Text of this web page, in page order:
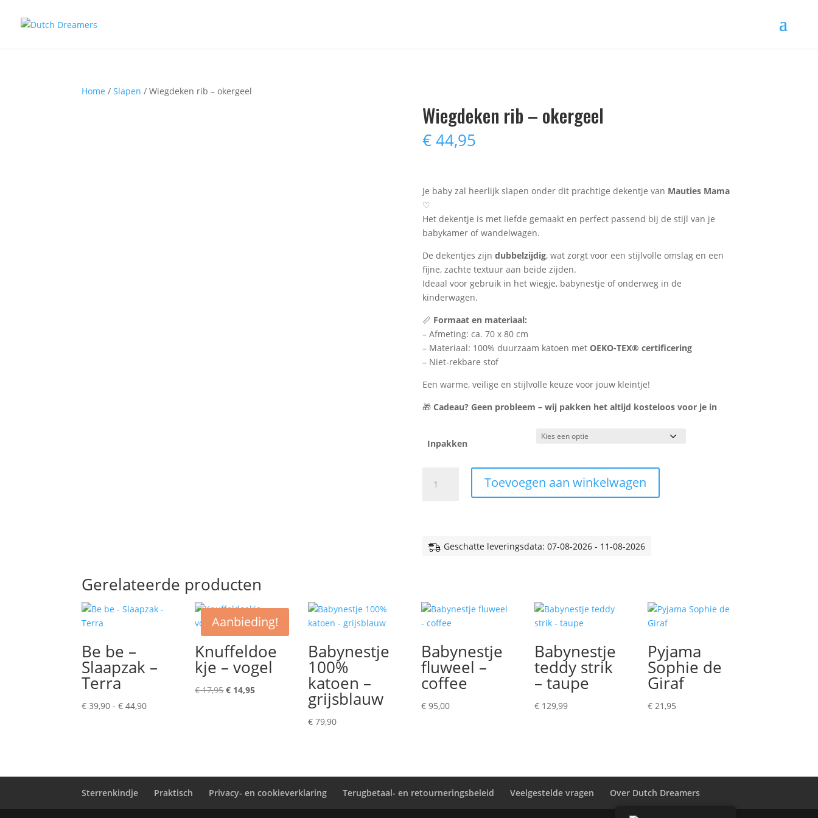
Home /Slapen / Wiegdeken rib – okergeel
Wiegdeken rib – okergeel
€44,95
Je baby zal heerlijk slapen onder dit prachtige dekentje van Mauties Mama
♡
Het dekentje is met liefde gemaakt en perfect passend bij de stijl van je
babykamer of wandelwagen.
De dekentjes zijn dubbelzijdig, wat zorgt voor een stijlvolle omslag en een
fijne, zachte textuur aan beide zijden.
Ideaal voor gebruik in het wiegje, babynestje of onderweg in de
kinderwagen.
📏 Formaat en materiaal:
– Afmeting: ca. 70 x 80 cm
– Materiaal: 100% duurzaam katoen met OEKO-TEX® certificering
– Niet-rekbare stof
Een warme, veilige en stijlvolle keuze voor jouw kleintje!
🎁 Cadeau? Geen probleem – wij pakken het altijd kosteloos voor je in
Inpakken
Toevoegen aan winkelwagen
Geschatte leveringsdata: 07-08-2026 - 11-08-2026
Gerelateerde producten
Be be –
Slaapzak –
Terra
€ 39,90 - € 44,90Prijsklasse:
Aanbieding!
Knuffeldoe
kje – vogel
€17,95Oorspronkelijke
€ 14,95Huidige
Babynestje
100%
katoen –
grijsblauw
€ 79,90
Babynestje
fluweel –
coffee
€ 95,00
Babynestje
teddy strik
– taupe
€ 129,99
Pyjama
Sophie de
Giraf
€ 21,95
Sterrenkindje Praktisch Privacy- en cookieverklaring Terugbetaal- en retourneringsbeleid Veelgestelde vragen Over Dutch Dreamers